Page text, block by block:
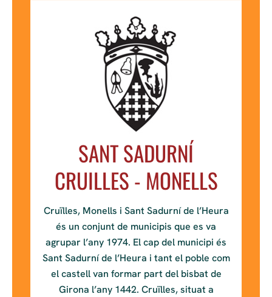
SANT SADURNÍ
CRUILLES - MONELLS
Cruïlles, Monells i Sant Sadurní de l’Heura
és un conjunt de municipis que es va
agrupar l’any 1974. El cap del municipi és
Sant Sadurní de l’Heura i tant el poble com
el castell van formar part del bisbat de
Girona l’any 1442. Cruïlles, situat a